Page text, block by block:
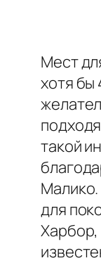
Мест
хотя бы
такой
Малико.
для
Харбор,